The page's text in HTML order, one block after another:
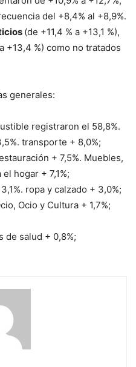
del +8,4% al +8,9%.
(de +11,4 % a +13,1 %),
+13,4 %) como no tratados
generales:
registraron el 58,8%.
transporte + 8,0%;
+ 7,5%. Muebles,
hogar + 7,1%;
ropa y calzado + 3,0%;
Ocio y Cultura + 1,7%;
de salud + 0,8%;